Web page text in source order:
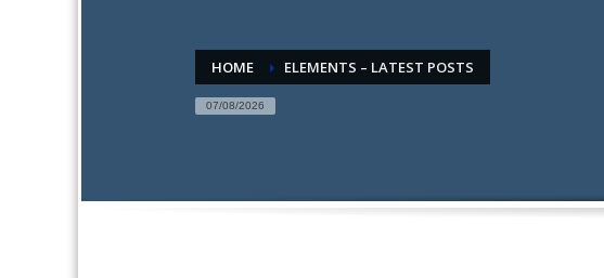
HOME ELEMENTS – LATEST POSTS
07/08/2026